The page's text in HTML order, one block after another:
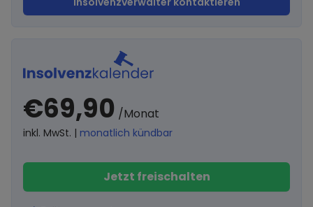
€69,90 /Monat
inkl. MwSt. | monatlich kündbar
Jetzt freischalten